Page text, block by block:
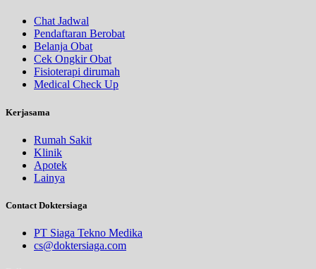
Chat Jadwal
Pendaftaran Berobat
Belanja Obat
Cek Ongkir Obat
Fisioterapi dirumah
Medical Check Up
Kerjasama
Rumah Sakit
Klinik
Apotek
Lainya
Contact Doktersiaga
PT Siaga Tekno Medika
cs@doktersiaga.com